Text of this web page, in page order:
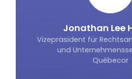
Jonathan Lee
Vizepräsident für
und
Québecor